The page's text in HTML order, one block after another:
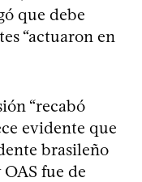
que debe
“actuaron en
“recabó
evidente que
brasileño
fue de